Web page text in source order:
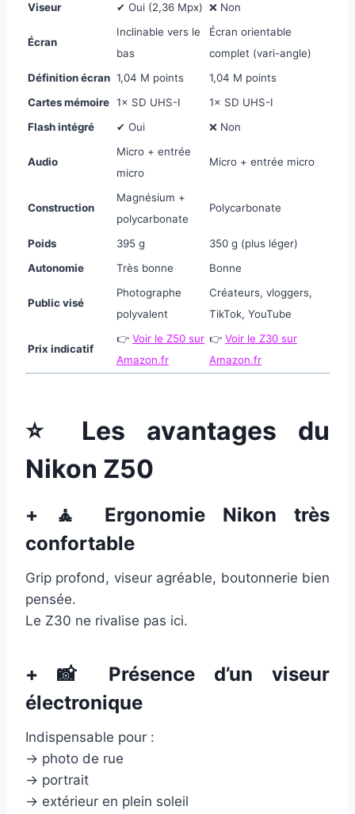
Viseur ✔ Oui (2,36 Mpx) ❌ Non
Écran
Inclinable vers le
bas
Écran orientable
complet (vari-angle)
Définition écran 1,04 M points
1,04 M points
Cartes mémoire 1× SD UHS-I
1× SD UHS-I
Flash intégré
✔ Oui ❌ Non
Audio
Micro + entrée
micro
Micro + entrée micro
Construction
Magnésium +
polycarbonate
Polycarbonate
Poids 395 g
350 g (plus léger)
Autonomie
Très bonne Bonne
Public visé
Photographe
polyvalent
Créateurs, vloggers,
TikTok, YouTube
Prix indicatif
👉 Voir le Z50 sur
Amazon.fr
👉 Voir le Z30 sur
Amazon.fr
⭐ Les avantages du
Nikon Z50
+ 🧘 Ergonomie Nikon très
confortable
Grip profond, viseur agréable, boutonnerie bien
pensée.
Le Z30 ne rivalise pas ici.
+ 📸 Présence d’un viseur
électronique
Indispensable pour :
→ photo de rue
→ portrait
→ extérieur en plein soleil